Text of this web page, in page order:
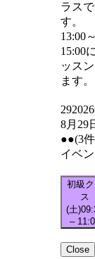
ラスで
す。
13:00
15:00
ッス
ます。
29
8月29
●●(3
イベ
初級
ス
(土)
–
Close